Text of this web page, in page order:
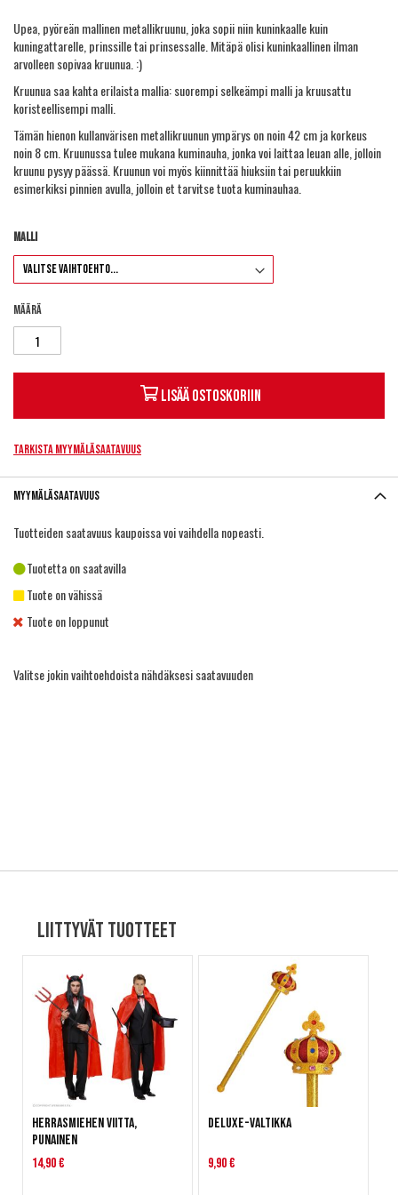
Upea, pyöreän mallinen metallikruunu, joka sopii niin kuninkaalle kuin
kuningattarelle, prinssille tai prinsessalle. Mitäpä olisi kuninkaallinen ilman
arvolleen sopivaa kruunua. :)
Kruunua saa kahta erilaista mallia: suorempi selkeämpi malli ja kruusattu
koristeellisempi malli.
Tämän hienon kullanvärisen metallikruunun ympärys on noin 42 cm ja korkeus
noin 8 cm. Kruunussa tulee mukana kuminauha, jonka voi laittaa leuan alle, jolloin
kruunu pysyy päässä. Kruunun voi myös kiinnittää hiuksiin tai peruukkiin
esimerkiksi pinnien avulla, jolloin et tarvitse tuota kuminauhaa.
Malli
Määrä
Lisää ostoskoriin
Tarkista myymäläsaatavuus
Myymäläsaatavuus
Tuotteiden saatavuus kaupoissa voi vaihdella nopeasti.
Tuotetta on saatavilla
Tuote on vähissä
Tuote on loppunut
Valitse jokin vaihtoehdoista nähdäksesi saatavuuden
Liittyvät tuotteet
Herrasmiehen viitta,
punainen
14,90 €
Deluxe-valtikka
9,90 €